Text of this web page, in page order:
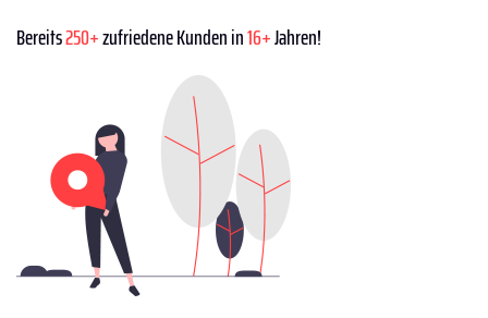
Bereits250+zufriedene Kunden in16+Jahren!